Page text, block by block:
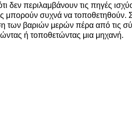
δεν περιλαμβάνουν τις πηγές
μπορούν συχνά να τοποθετηθούν.
των βαριών μερών πέρα από τις
ή τοποθετώντας μια μηχανή.